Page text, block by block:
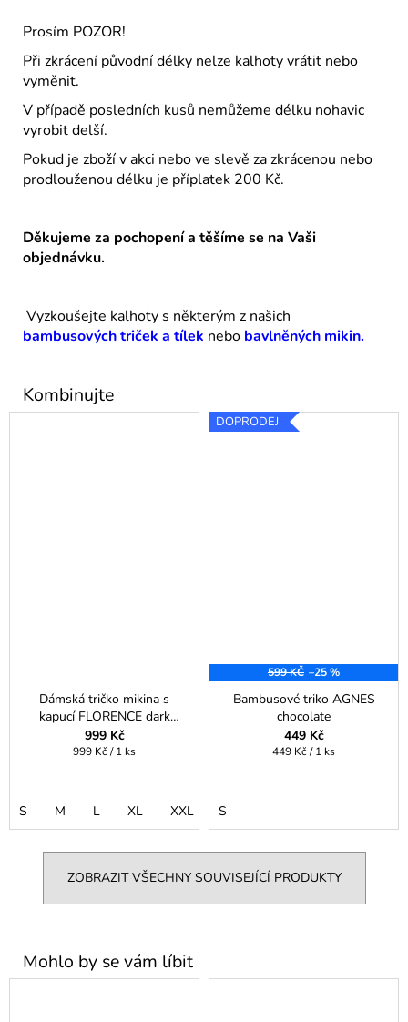
Prosím POZOR!
Při zkrácení původní délky nelze kalhoty vrátit nebo
vyměnit.
V případě posledních kusů nemůžeme délku nohavic
vyrobit delší.
Pokud je zboží v akci nebo ve slevě za zkrácenou nebo
prodlouženou délku je příplatek 200 Kč.
Děkujeme za pochopení a těšíme se na Vaši
objednávku.
Vyzkoušejte kalhoty s některým z našich
bambusových triček a tílek nebo bavlněných mikin.
Dámská tričko mikina s
kapucí FLORENCE dark
saffron orange
999 Kč
Měrná
999 Kč / 1 ks
S M L XL XXL
DOPRODEJ
599 KČ –25 %
Bambusové triko AGNES
chocolate
449 Kč
Měrná
449 Kč / 1 ks
S
ZOBRAZIT VŠECHNY SOUVISEJÍCÍ PRODUKTY